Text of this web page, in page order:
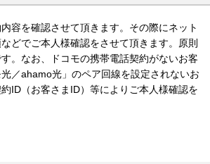
容を確認させて頂きます。その際にネット
どでご本人様確認をさせて頂きます。原則
。なお、ドコモの携帯電話契約がないお客
／ahamo光」のペア回線を設定されないお
ID（お客さまID）等によりご本人様確認を